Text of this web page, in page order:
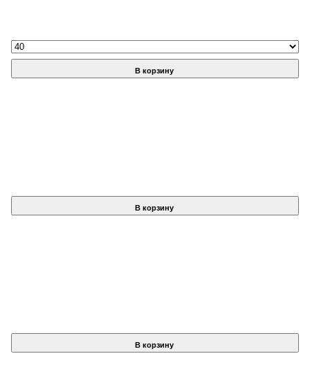
В корзину
В корзину
В корзину